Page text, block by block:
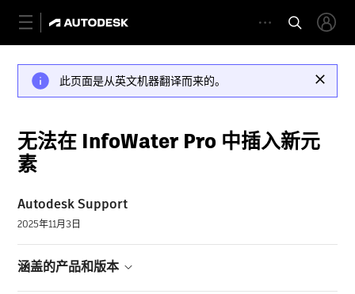
此页面是从英文机器翻译而来的。
无法在 InfoWater Pro 中插入新元
素
Autodesk Support
2025年11月3日
涵盖的产品和版本